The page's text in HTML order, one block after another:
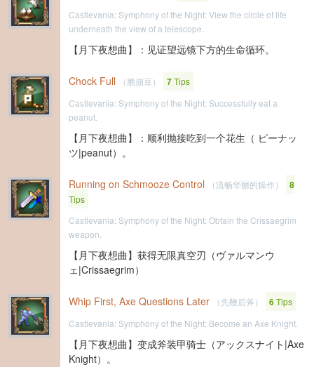
Castlevania: Symphony of the Night: View the circle of life
underneath the view of a telescope.
【月下夜想曲】：见证望远镜下方的生命循环。
Chock Full （脆崩豆） 7Tips
Castlevania: Symphony of the Night: Successfully eat a
peanut.
【月下夜想曲】：顺利抛接吃到一个花生（ ピーナッ
ツ|peanut）。
Running on Schmooze Control （流畅华丽的操作） 8
Tips
Castlevania: Symphony of the Night: Obtain the Crissaegrim
weapon.
【月下夜想曲】获得无限真空刃（ヴァルマンウ
ェ|Crissaegrim）
Whip First, Axe Questions Later （先鞭后斧） 6Tips
Castlevania: Symphony of the Night: Become an Axe Knight.
【月下夜想曲】变成斧装甲骑士（アックスナイト|Axe
Knight）。